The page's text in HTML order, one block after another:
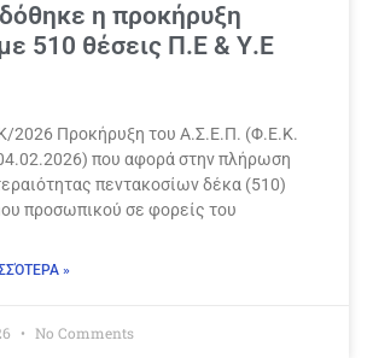
η προκήρυξη
510 θέσεις Π.Ε & Υ.Ε
2026 Προκήρυξη του Α.Σ.Ε.Π. (Φ.Ε.Κ.
που αφορά στην πλήρωση
πεντακοσίων δέκα (510)
προσωπικού σε φορείς του
»
No Comments